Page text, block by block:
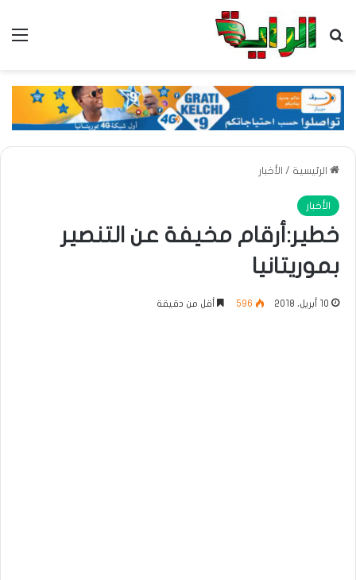
بحث عن
الرئيسية / الأخبار
الأخبار
خطير:أرقام مخيفة عن التنصير
بموريتانيا
10 أبريل، 2018 596 أقل من دقيقة